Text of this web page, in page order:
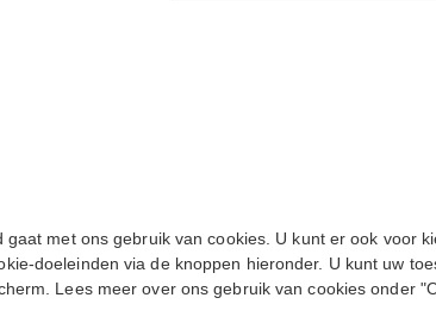
met ons gebruik van cookies. U kunt er ook voor
doeleinden via de knoppen hieronder. U kunt uw
Lees meer over ons gebruik van cookies onder